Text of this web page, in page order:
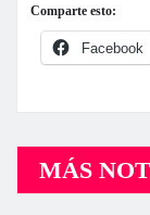
Comparte esto:
Facebook
MÁS